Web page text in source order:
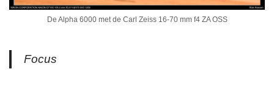
De Alpha 6000 met de Carl Zeiss 16-70 mm f4 ZA OSS
Focus